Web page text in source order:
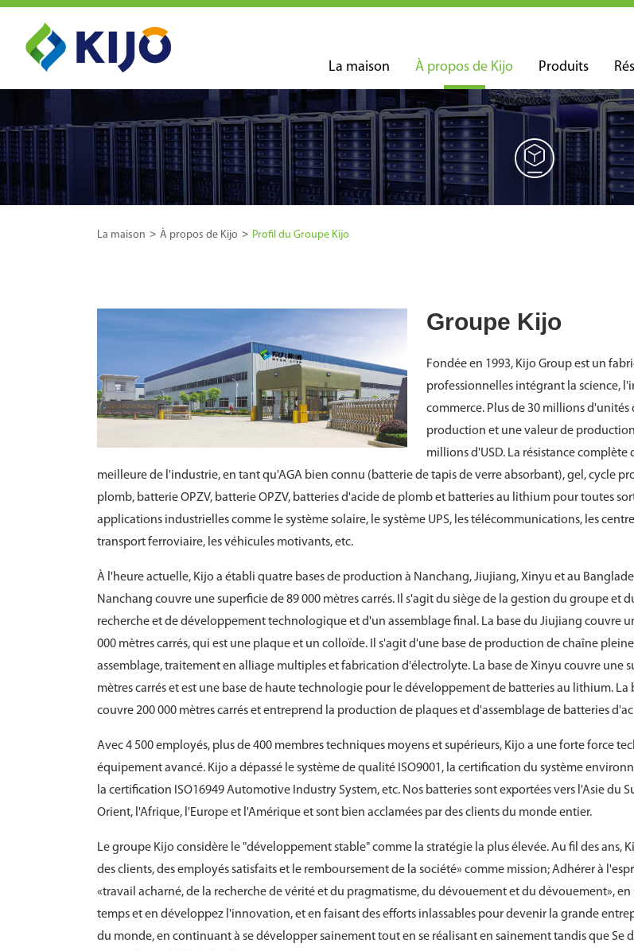
La maison À propos de Kijo Produits
La maison À propos de Kijo Profil du Groupe Kijo
Groupe Kijo
Fondée en 1993, Kijo Group est un
professionnelles intégrant la science,
commerce. Plus de 30 millions d'unités
production et une valeur de
millions d'USD. La résistance complète
meilleure de l'industrie, en tant qu'AGA bien connu (batterie de tapis de verre absorbant), gel, cycle
plomb, batterie OPZV, batterie OPZV, batteries d'acide de plomb et batteries au lithium pour toutes
applications industrielles comme le système solaire, le système UPS, les télécommunications, les
transport ferroviaire, les véhicules motivants, etc.
À l'heure actuelle, Kijo a établi quatre bases de production à Nanchang, Jiujiang, Xinyu et au
Nanchang couvre une superficie de 89 000 mètres carrés. Il s'agit du siège de la gestion du groupe et
recherche et de développement technologique et d'un assemblage final. La base du Jiujiang couvre
000 mètres carrés, qui est une plaque et un colloïde. Il s'agit d'une base de production de chaîne
assemblage, traitement en alliage multiples et fabrication d'électrolyte. La base de Xinyu couvre une
mètres carrés et est une base de haute technologie pour le développement de batteries au lithium. La
couvre 200 000 mètres carrés et entreprend la production de plaques et d'assemblage de batteries
Avec 4 500 employés, plus de 400 membres techniques moyens et supérieurs, Kijo a une forte force
équipement avancé. Kijo a dépassé le système de qualité ISO9001, la certification du système
la certification ISO16949 Automotive Industry System, etc. Nos batteries sont exportées vers l'Asie du
Orient, l'Afrique, l'Europe et l'Amérique et sont bien acclamées par des clients du monde entier.
Le groupe Kijo considère le "développement stable" comme la stratégie la plus élevée. Au fil des ans,
des clients, des employés satisfaits et le remboursement de la société» comme mission; Adhérer à
«travail acharné, de la recherche de vérité et du pragmatisme, du dévouement et du dévouement»,
temps et en développez l'innovation, et en faisant des efforts inlassables pour devenir la grande
du monde, en continuant à se développer sainement tout en se réalisant en sainement tandis que Se